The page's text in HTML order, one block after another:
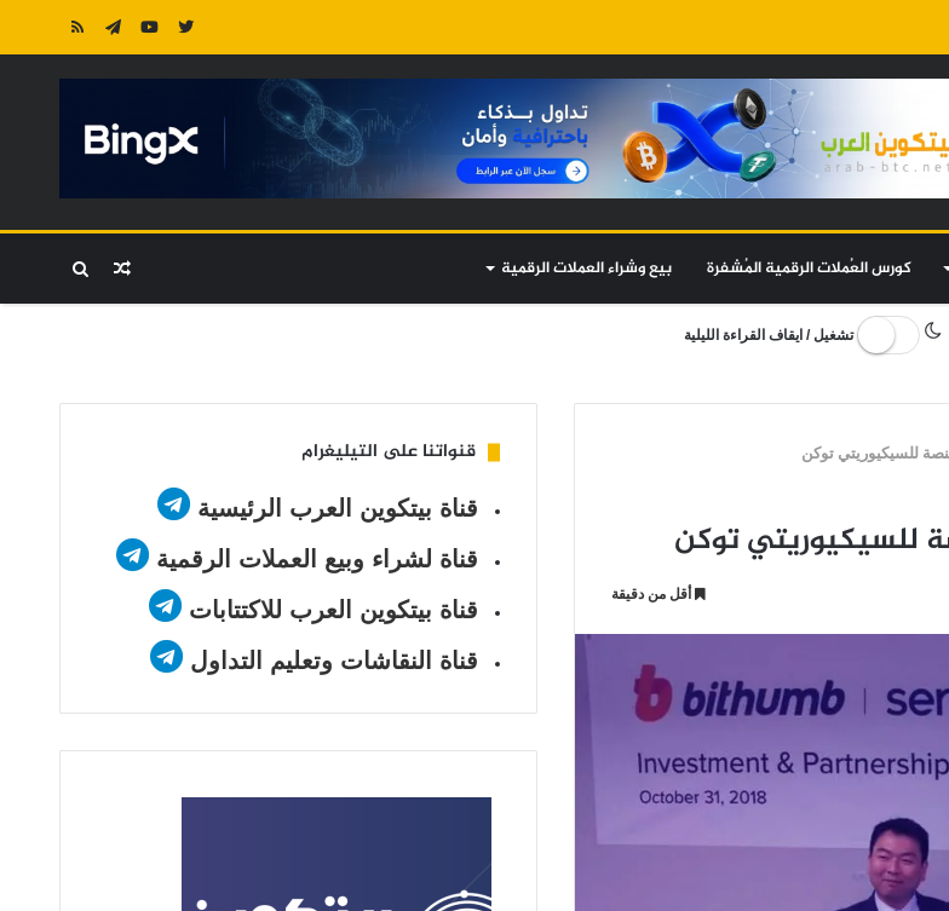
كورس العُملات الرقمية المُشفرة بيع وشراء العملات الرقمية بحث مقال
تشغيل / ايقاف القراءة الليلية
أقل من دقيقة
قنواتنا على التيليغرام
قناة بيتكوين العرب الرئيسية
قناة لشراء وبيع العملات الرقمية
قناة بيتكوين العرب للاكتتابات
قناة النقاشات وتعليم التداول